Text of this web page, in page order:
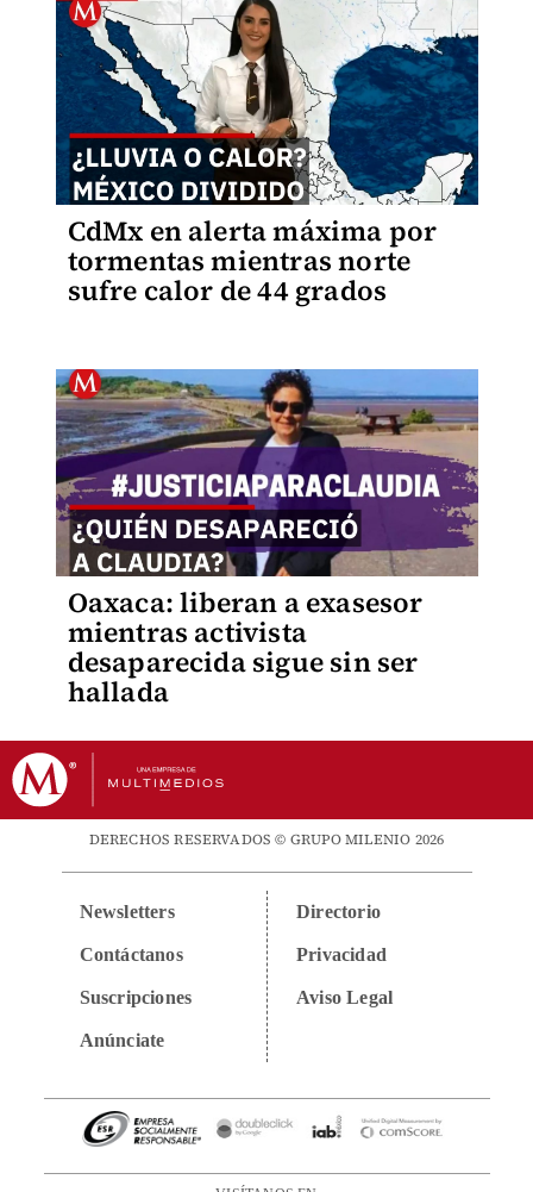
CdMx en alerta máxima por
tormentas mientras norte
sufre calor de 44 grados
Oaxaca: liberan a exasesor
mientras activista
desaparecida sigue sin ser
hallada
DERECHOS RESERVADOS © GRUPO MILENIO 2026
Newsletters
Contáctanos
Suscripciones
Anúnciate
Directorio
Privacidad
Aviso Legal